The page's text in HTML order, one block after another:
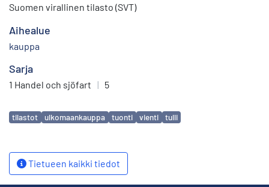
Suomen virallinen tilasto (SVT)
Aihealue
kauppa
Sarja
1 Handel och sjöfart | 5
Avainsanat
tilastot ulkomaankauppa tuonti vienti tulli
Tietueen kaikki tiedot